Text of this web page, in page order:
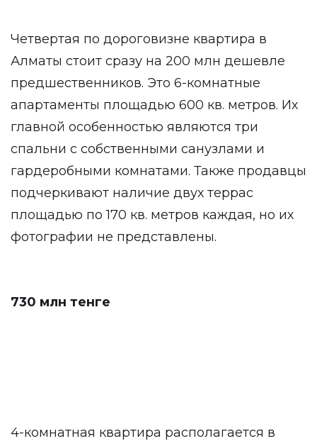
Четвертая по дороговизне квартира в
Алматы стоит сразу на 200 млн дешевле
предшественников. Это 6-комнатные
апартаменты площадью 600 кв. метров. Их
главной особенностью являются три
спальни с собственными санузлами и
гардеробными комнатами. Также продавцы
подчеркивают наличие двух террас
площадью по 170 кв. метров каждая, но их
фотографии не представлены.
730 млн тенге
4-комнатная квартира располагается в